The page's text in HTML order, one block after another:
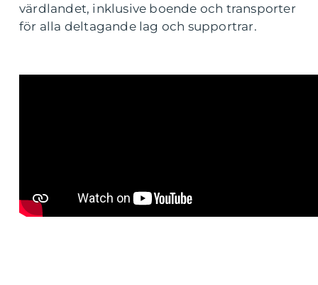
värdlandet, inklusive boende och transporter
för alla deltagande lag och supportrar.